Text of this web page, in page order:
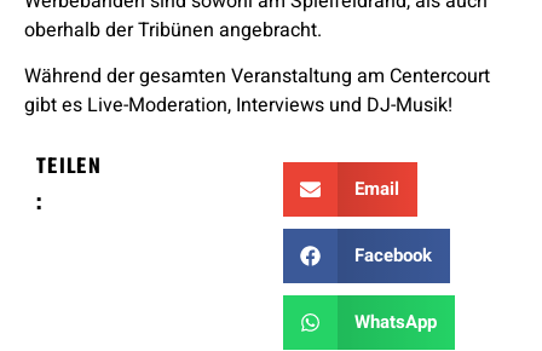
oberhalb der Tribünen angebracht.
Während der gesamten Veranstaltung am Centercourt
gibt es Live-Moderation, Interviews und DJ-Musik!
TEILEN
:
Email
Facebook
WhatsApp